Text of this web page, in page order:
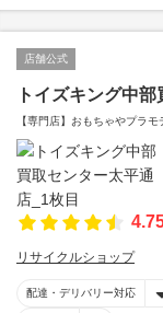
店舗公式
トイズキング中
【専門店】おもちゃやプラ
リサイクルショップ
配達・デリバリー対応